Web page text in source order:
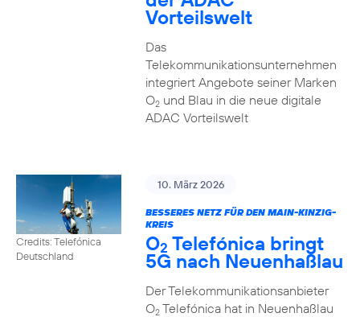
Vorteilswelt
Das
Telekommunikationsunternehmen
integriert Angebote seiner Marken
O2und Blau in die neue digitale
ADAC Vorteilswelt
Credits: Telefónica
Deutschland
10. März 2026
BESSERES NETZ FÜR DEN MAIN-KINZIG-
KREIS
O2 Telefónica bringt
5G nach Neuenhaßlau
Der Telekommunikationsanbieter
O2Telefónica hat in Neuenhaßlau